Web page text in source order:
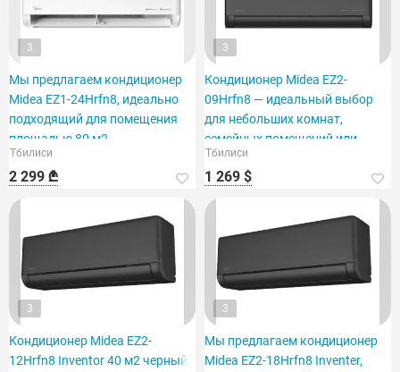
3
Мы предлагаем кондиционер
Midea EZ1-24Hrfn8, идеально
подходящий для помещения
площадью 80 м2.
Тбилиси
2 299 ₾
3
Кондиционер Midea EZ2-
09Hrfn8 — идеальный выбор
для небольших комнат,
семейных помещений или
офисов.
Тбилиси
1 269 $
3
Кондиционер Midea EZ2-
12Hrfn8 Inventor 40 м2 черный
3
Мы предлагаем кондиционер
Midea EZ2-18Hrfn8 Inventer,